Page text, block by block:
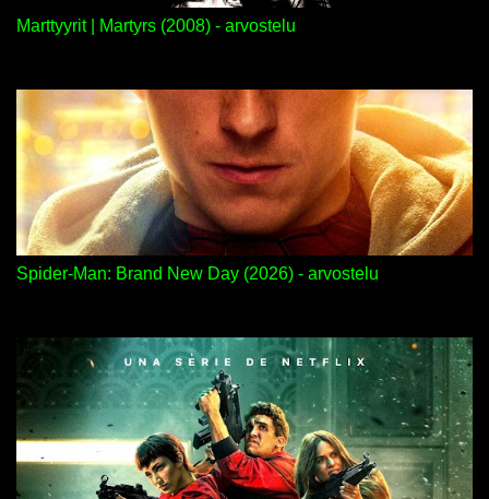
Marttyyrit | Martyrs (2008) - arvostelu
Spider-Man: Brand New Day (2026) - arvostelu